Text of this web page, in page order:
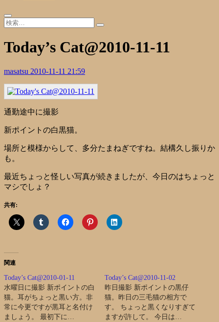
Today’s Cat@2010-11-11
masatsu 2010-11-11 21:59
通勤途中に撮影
新ポイントの白黒猫。
場所と模様からして、多分たまねぎですね。結構久し振りか
も。
最近ちょっと怪しい写真が続きましたが、今日のはちょっと
マシでしょ？
共有:
関連
Today’s Cat@2010-01-11
水曜日に撮影 新ポイントの白
猫。耳がちょっと黒い方。非
常に今更ですが黒耳と名付け
ましょう。 最初下に…
Today’s Cat@2010-11-02
昨日撮影 新ポイントの黒仔
猫。昨日の三毛猫の相方で
す。 ちょっと黒くなりすぎて
ますが許して。 今日は…